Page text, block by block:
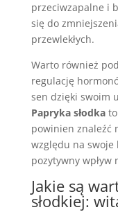
przeciwzapalne i
się do
przewlekłych.
Warto również
regulację
sen dzięki swoim
Papryka słodkato
powinien znaleźć
względu na swoje
pozytywny wpływ
Jakie są
słodkiej: